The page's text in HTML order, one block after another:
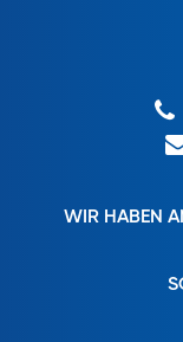
WIR HABEN